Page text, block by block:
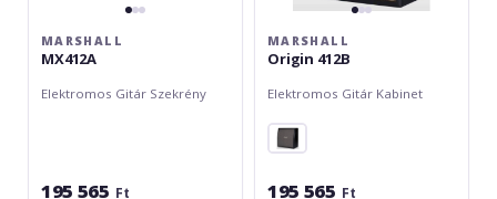
MARSHALL
MX412A
Elektromos Gitár Szekrény
195 565 Ft
MARSHALL
Origin 412B
Elektromos Gitár Kabinet
195 565 Ft